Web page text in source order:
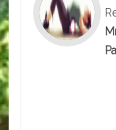
Santé
Social